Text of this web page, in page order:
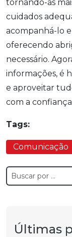
tornando-as
cuidados
acompanhá-lo
oferecendo
necessário.
informações, é
e aproveitar
com a
Tags:
Comunicação
Últimas